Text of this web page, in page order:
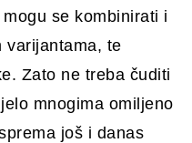
se kombinirati i
varijantama, te
Zato ne treba čuditi
mnogima omiljeno
još i danas